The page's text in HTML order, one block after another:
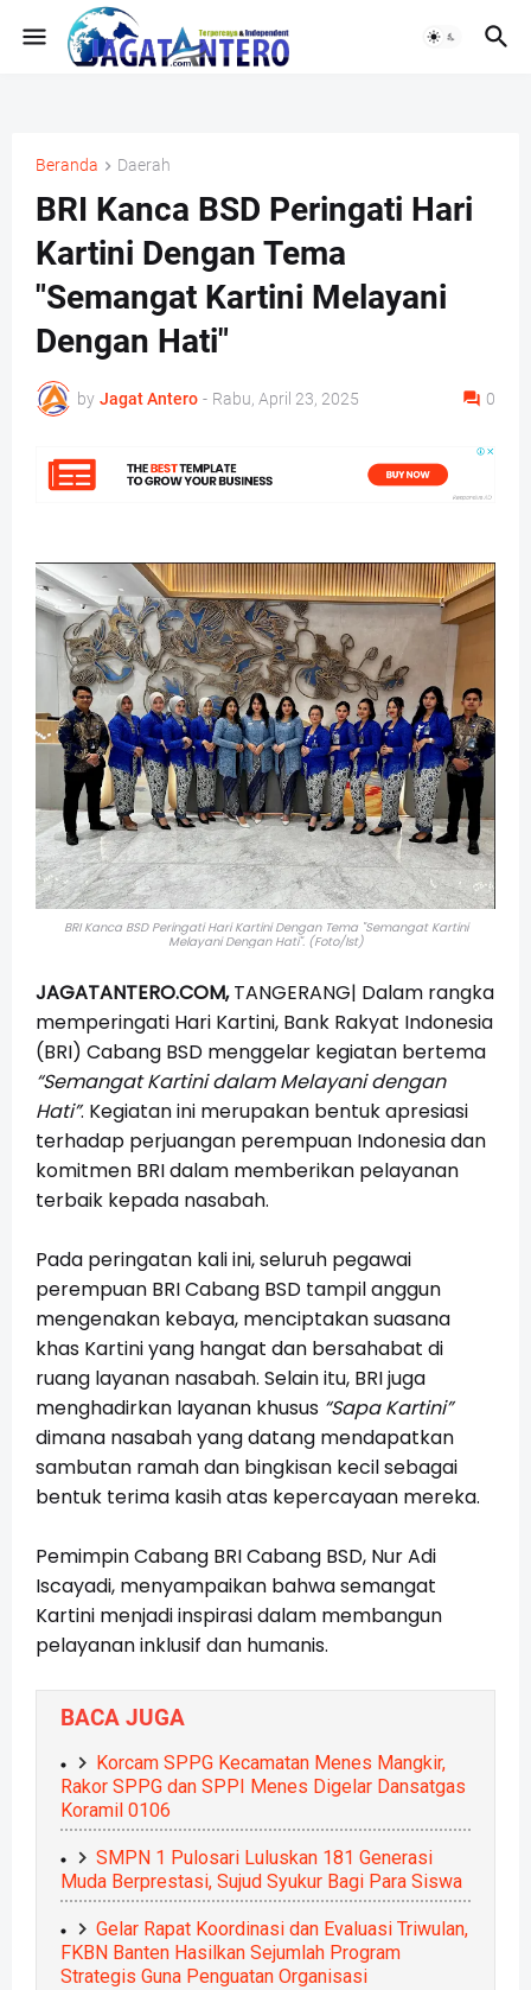
Beranda Daerah
BRI Kanca BSD Peringati Hari
Kartini Dengan Tema
"Semangat Kartini Melayani
Dengan Hati"
by Jagat Antero - Rabu, April 23, 2025 0
BRI Kanca BSD Peringati Hari Kartini Dengan Tema "Semangat Kartini
Melayani Dengan Hati". (Foto/Ist)
JAGATANTERO.COM,TANGERANG| Dalam rangka
memperingati Hari Kartini, Bank Rakyat Indonesia
(BRI) Cabang BSD menggelar kegiatan bertema
“Semangat Kartini dalam Melayani dengan
Hati”. Kegiatan ini merupakan bentuk apresiasi
terhadap perjuangan perempuan Indonesia dan
komitmen BRI dalam memberikan pelayanan
terbaik kepada nasabah.
Pada peringatan kali ini, seluruh pegawai
perempuan BRI Cabang BSD tampil anggun
mengenakan kebaya, menciptakan suasana
khas Kartini yang hangat dan bersahabat di
ruang layanan nasabah. Selain itu, BRI juga
menghadirkan layanan khusus “Sapa Kartini”
dimana nasabah yang datang mendapatkan
sambutan ramah dan bingkisan kecil sebagai
bentuk terima kasih atas kepercayaan mereka.
Pemimpin Cabang BRI Cabang BSD, Nur Adi
Iscayadi, menyampaikan bahwa semangat
Kartini menjadi inspirasi dalam membangun
pelayanan inklusif dan humanis.
BACA JUGA
Korcam SPPG Kecamatan Menes Mangkir,
Rakor SPPG dan SPPI Menes Digelar Dansatgas
Koramil 0106
SMPN 1 Pulosari Luluskan 181 Generasi
Muda Berprestasi, Sujud Syukur Bagi Para Siswa
Gelar Rapat Koordinasi dan Evaluasi Triwulan,
FKBN Banten Hasilkan Sejumlah Program
Strategis Guna Penguatan Organisasi